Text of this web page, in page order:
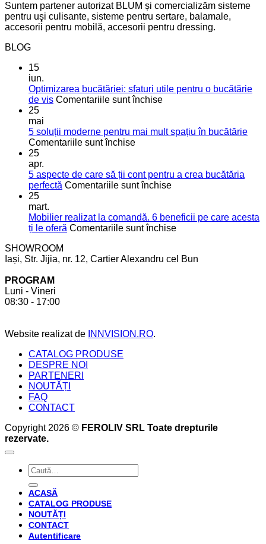
Suntem partener autorizat BLUM și comercializăm sisteme
pentru uşi culisante, sisteme pentru sertare, balamale,
accesorii pentru mobilă, accesorii pentru dressing.
BLOG
15
iun.
Optimizarea bucătăriei: sfaturi utile pentru o bucătărie
de vis Comentariile sunt închisepentru
sfaturi
bucătărie
de
25
mai
5 soluții moderne pentru mai mult spațiu în bucătărie
Comentariile sunt închisepentru
moderne
pentru
spațiu
în
25
apr.
5 aspecte de care să ții cont pentru a crea bucătăria
perfectă Comentariile sunt închisepentru
de
care
cont
25
mart.
Mobilier realizat la comandă. 6 beneficii pe care acesta
ți le oferă Comentariile sunt închisepentru
la
SHOWROOM
Iași, Str. Jijia, nr. 12, Cartier Alexandru cel Bun
PROGRAM
Luni - Vineri
08:30 - 17:00
Website realizat de INNVISION.RO.
CATALOG PRODUSE
DESPRE NOI
PARTENERI
NOUTĂȚI
FAQ
CONTACT
Copyright 2026 © FEROLIV SRL Toate drepturile
rezervate.
Caută
după:
ACASĂ
CATALOG PRODUSE
NOUTĂȚI
CONTACT
Autentificare